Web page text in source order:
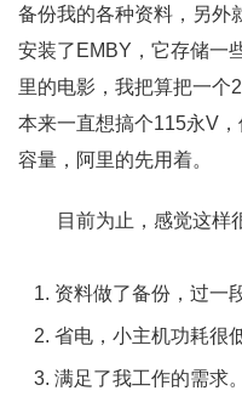
备份我的各种资料，另外
安装了EMBY，它存储一
里的电影，我把算把一个
本来一直想搞个115永V
容量，阿里的先用着。
目前为止，感觉这样
资料做了备份，过一
省电，小主机功耗很
满足了我工作的需求。